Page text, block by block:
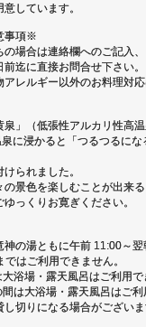
しています。
事項※
場合は連絡欄へのご記入、
迄に直接お問合せ下さい。
レルギー以外のお料理対応
」（低張性アルカリ性高温
に浸かると「つるつるにな
られました。
景色を楽しむことが出来る
っくりお寛ぎください。
の湯ともに午前 11:00～翌
はご利用できません。
浴場・露天風呂はご利用で
は大浴場・露天風呂はご利
切りになる場合がございま